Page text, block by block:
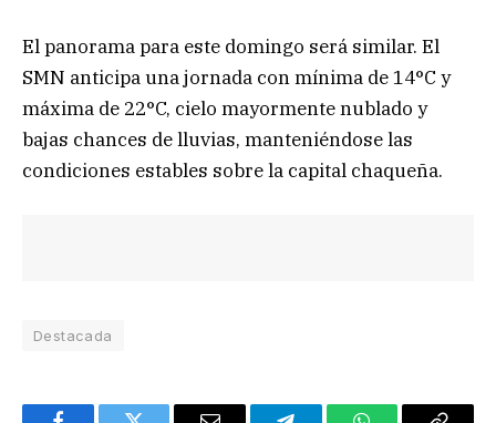
El panorama para este domingo será similar. El
SMN anticipa una jornada con mínima de 14°C y
máxima de 22°C, cielo mayormente nublado y
bajas chances de lluvias, manteniéndose las
condiciones estables sobre la capital chaqueña.
Destacada